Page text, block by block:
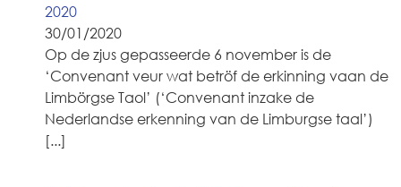
2020
30/01/2020
Op de zjus gepasseerde 6 november is de
‘Convenant veur wat betröf de erkinning vaan de
Limbörgse Taol’ (‘Convenant inzake de
Nederlandse erkenning van de Limburgse taal’)
[...]